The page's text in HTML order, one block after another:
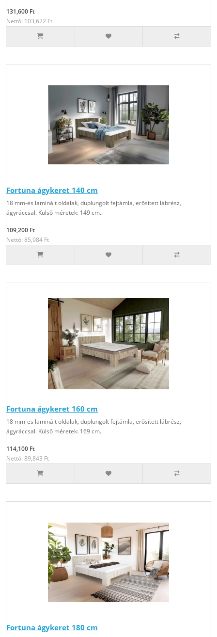
131,600 Ft
Nettó: 103,622 Ft
Fortuna ágykeret 140 cm
18 mm-es laminált oldalak, duplungolt fejtámla, erősített lábrész,
ágyráccsal. Külső méretek: 149 cm..
109,200 Ft
Nettó: 85,984 Ft
Fortuna ágykeret 160 cm
18 mm-es laminált oldalak, duplungolt fejtámla, erősített lábrész,
ágyráccsal. Külső méretek: 169 cm..
114,100 Ft
Nettó: 89,843 Ft
Fortuna ágykeret 180 cm